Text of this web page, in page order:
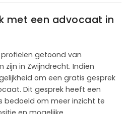
met een advocaat in
getoond van
in Zwijndrecht. Indien
om een gratis gesprek
Dit gesprek heeft een
bedoeld om meer inzicht te